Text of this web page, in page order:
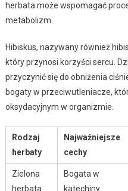
herbata może wspomagać
metabolizm.
Hibiskus, nazywany również
który przynosi korzyści sercu.
przyczynić się do obniżenia
bogaty w przeciwutleniacze,
oksydacyjnym w organizmie.
Rodzaj
herbaty
Najważniejsze
cechy
Zielona
herbata
Bogata w
katechiny